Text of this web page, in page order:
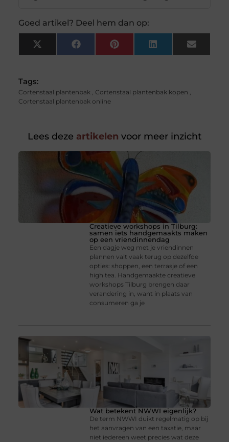
Goed artikel? Deel hem dan op:
X
(Twitter)
FacebookPinterest LinkedIn Email
Tags:
Cortenstaal plantenbak, Cortenstaal plantenbak kopen ,
Cortenstaal plantenbak online
Lees deze artikelen voor meer inzicht
Creatieve workshops in Tilburg:
samen iets handgemaakts maken
op een vriendinnendag
Een dagje weg met je vriendinnen
plannen valt vaak terug op dezelfde
opties: shoppen, een terrasje of een
high tea. Handgemaakte creatieve
workshops Tilburg brengen daar
verandering in, want in plaats van
consumeren ga je
Wat betekent NWWI eigenlijk?
De term NWWI duikt regelmatig op bij
het aanvragen van een taxatie, maar
niet iedereen weet precies wat deze